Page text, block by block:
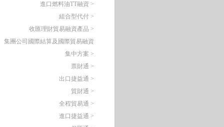
進口燃料油TT融資 >
組合型代付 >
收匯理財貿易融資產品 >
集團公司國際結算及國際貿易融資
集中方案 >
票財通 >
出口捷益通 >
貿財通 >
全程貿易通 >
進口捷益通 >